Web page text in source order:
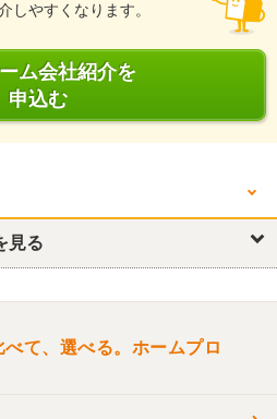
しやすくなります。
ム会社紹介を
申込む
見る
べて、選べる。ホームプロ